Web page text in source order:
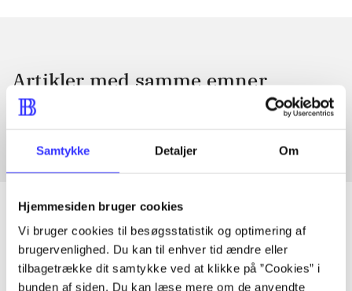
Samtykke Detaljer Om
Hjemmesiden bruger cookies
Vi bruger cookies til besøgsstatistik og optimering af
brugervenlighed. Du kan til enhver tid ændre eller
tilbagetrække dit samtykke ved at klikke på ”Cookies” i
bunden af siden. Du kan læse mere om de anvendte
Artikler med samme emner
Fra
Artikler
Alle registrerede artikler fordelt på udgivelser